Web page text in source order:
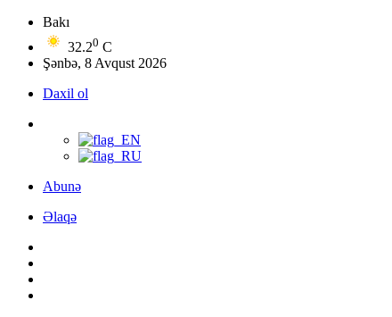
Bakı
32.20 C
Şənbə, 8 Avqust 2026
Daxil ol
Abunə
Əlaqə